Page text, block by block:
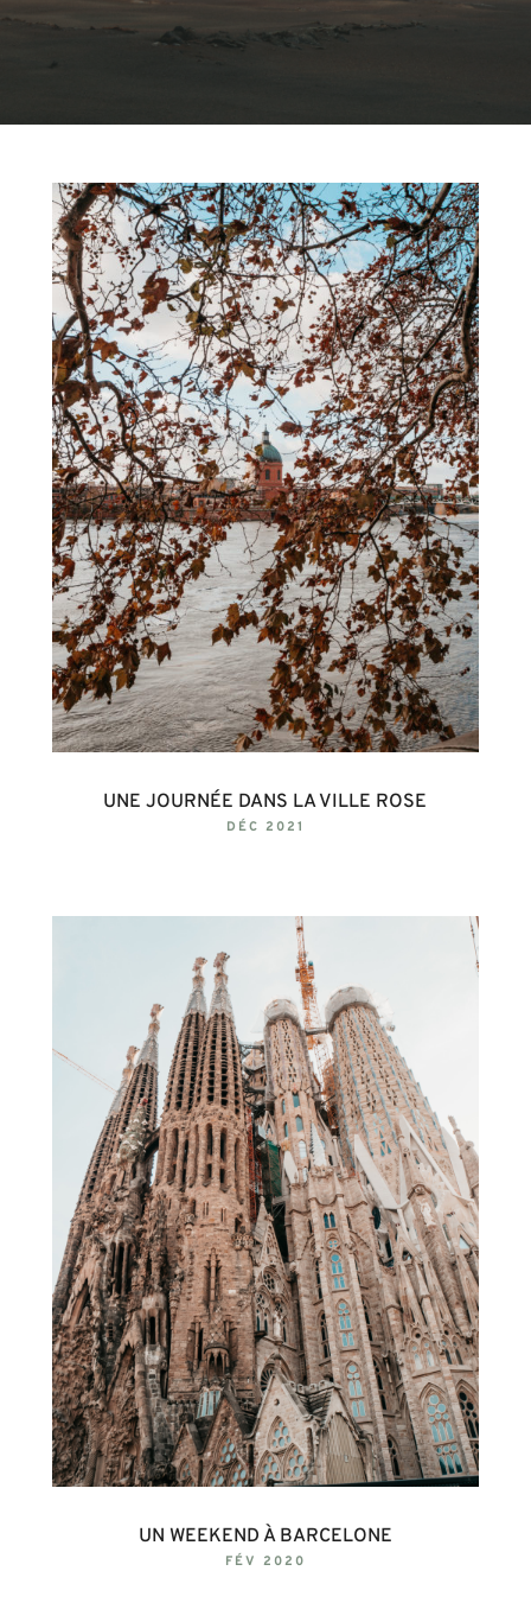
UNE JOURNÉE DANS LA VILLE ROSE
DÉC 2021
UN WEEKEND À BARCELONE
FÉV 2020